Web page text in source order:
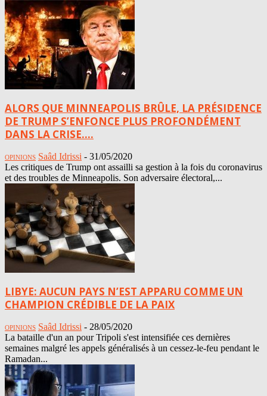
ALORS QUE MINNEAPOLIS BRÛLE, LA PRÉSIDENCE
DE TRUMP S’ENFONCE PLUS PROFONDÉMENT
DANS LA CRISE....
OPINIONS Saâd Idrissi - 31/05/2020
Les critiques de Trump ont assailli sa gestion à la fois du coronavirus
et des troubles de Minneapolis. Son adversaire électoral,...
LIBYE: AUCUN PAYS N’EST APPARU COMME UN
CHAMPION CRÉDIBLE DE LA PAIX
OPINIONS Saâd Idrissi - 28/05/2020
La bataille d'un an pour Tripoli s'est intensifiée ces dernières
semaines malgré les appels généralisés à un cessez-le-feu pendant le
Ramadan...